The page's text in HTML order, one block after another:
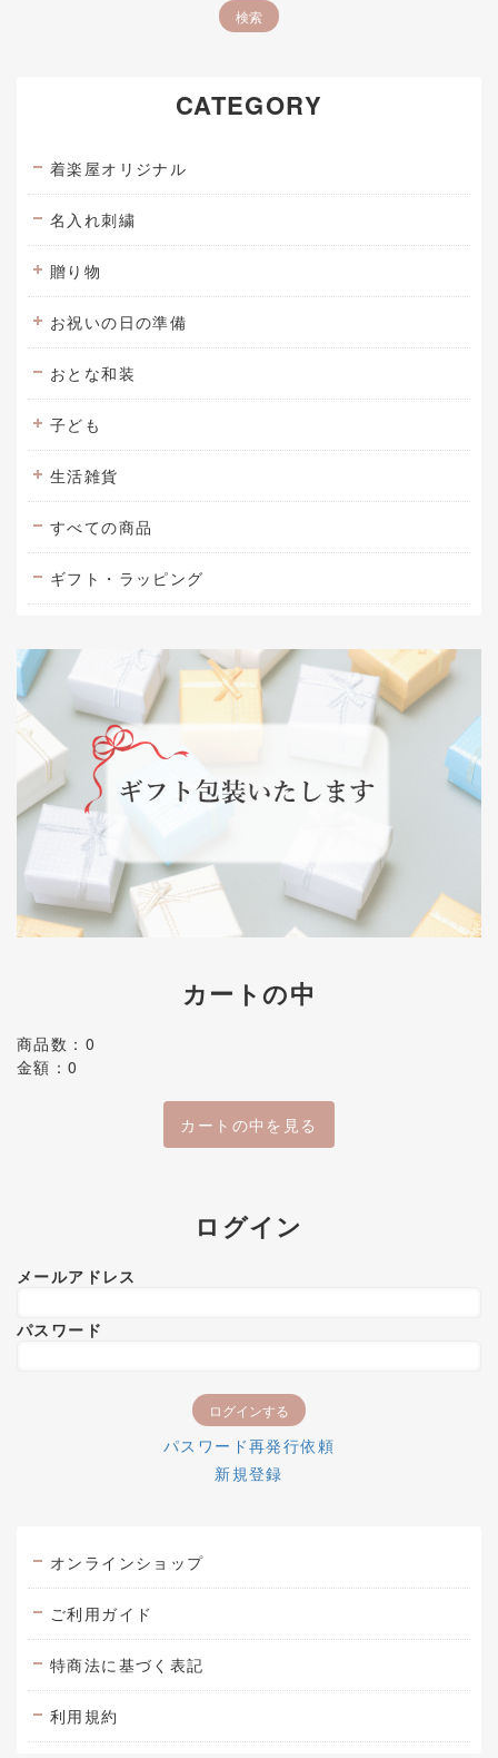
CATEGORY
着楽屋オリジナル
名入れ刺繍
贈り物
お祝いの日の準備
おとな和装
子ども
生活雑貨
すべての商品
ギフト・ラッピング
カートの中
商品数：0
金額：0
カートの中を見る
ログイン
メールアドレス
パスワード
パスワード再発行依頼
新規登録
オンラインショップ
ご利用ガイド
特商法に基づく表記
利用規約